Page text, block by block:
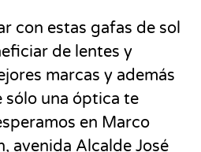
con estas gafas de sol
de lentes y
marcas y además
sólo una óptica te
en Marco
avenida Alcalde José